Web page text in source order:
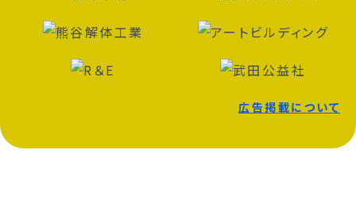
広告掲載について